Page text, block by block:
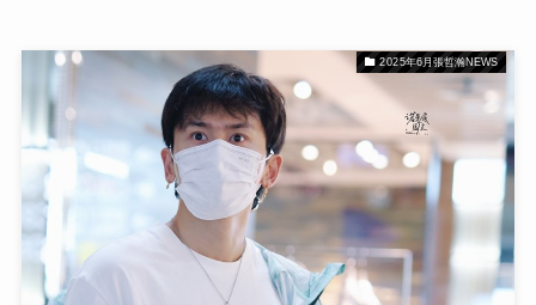
2025年6月張哲瀚NEWS